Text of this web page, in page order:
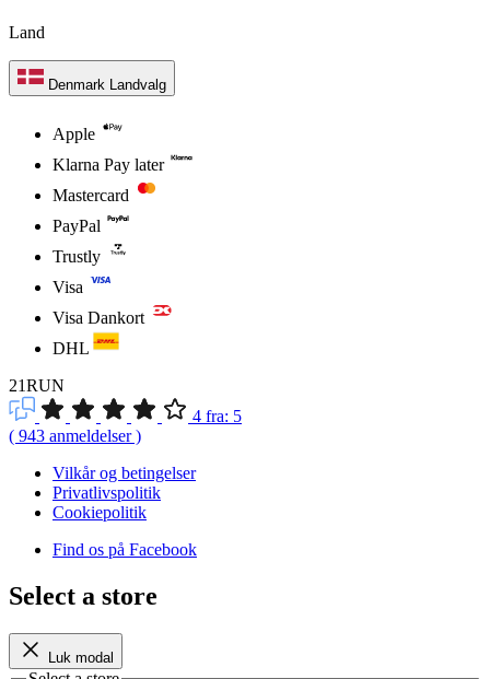
Land
Denmark Landvalg
Apple
Klarna Pay later
Mastercard
PayPal
Trustly
Visa
Visa Dankort
DHL
21RUN
4 fra: 5
( 943 anmeldelser)
Vilkår og betingelser
Privatlivspolitik
Cookiepolitik
Find os på Facebook
Select a store
Luk modal